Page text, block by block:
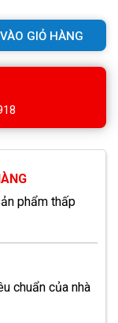
GIỎ HÀNG
phẩm thấp
chuẩn của nhà